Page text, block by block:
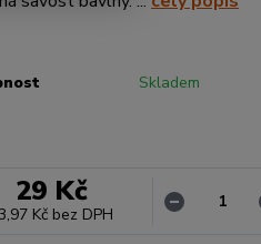
Skladem
29 Kč
Kč bez DPH